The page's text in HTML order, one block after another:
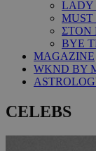
LADY
ΣΤΟΝ
BYE
MAGAZINE
WKND BY
CELEBS